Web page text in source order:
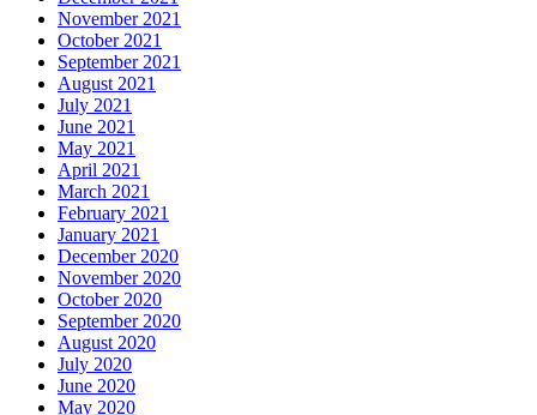
November 2021
October 2021
September 2021
August 2021
July 2021
June 2021
May 2021
April 2021
March 2021
February 2021
January 2021
December 2020
November 2020
October 2020
September 2020
August 2020
July 2020
June 2020
May 2020